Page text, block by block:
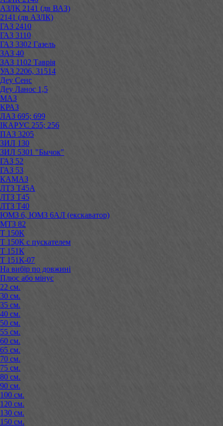
АЗЛК 2141 (дв ВАЗ)
2141 (дв АЗЛК)
ГАЗ 2410
ГАЗ 3110
ГАЗ 3302 Газель
ЗАЗ 40
ЗАЗ 1102 Таврія
УАЗ 2206, 31514
Деу Сенс
Деу Ланос 1,5
МАЗ
КРАЗ
ЛАЗ 695; 699
ІКАРУС 255; 256
ПАЗ 3205
ЗИЛ 130
ЗИЛ 5301 "Бычок"
ГАЗ 52
ГАЗ 53
КАМАЗ
ЛТЗ Т45А
ЛТЗ Т45
ЛТЗ Т40
ЮМЗ 6, ЮМЗ 6АЛ (екскаватор)
МТЗ 82
Т 150К
Т 150К с пускателем
Т 151К
Т 151К-07
На вибір по довжині
Плюс або мінус
22 см.
30 см.
35 см.
40 см.
50 см.
55 см.
60 см.
65 см.
70 см.
75 см.
80 см.
90 см.
100 см.
120 см.
130 см.
150 см.